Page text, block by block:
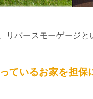
リバースモーゲージと
ているお家を担保